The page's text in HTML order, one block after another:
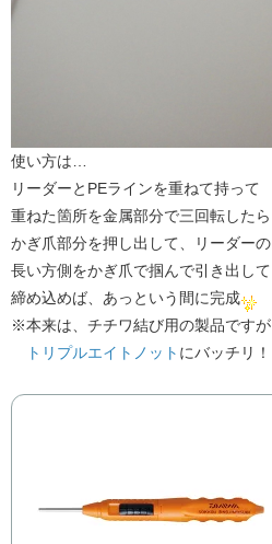
使い方は…
リーダーとPEラインを重ねて持って
重ねた箇所を金属部分で三回転したら
かぎ爪部分を押し出して、リーダーの
長い方側をかぎ爪で掴んで引き出して
締め込めば、あっという間に完成
※本来は、チチワ結び用の製品ですが
トリプルエイトノット ​にバッチリ！